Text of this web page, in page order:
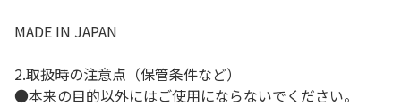
MADE IN JAPAN
2.取扱時の注意点（保管条件など）
●本来の目的以外にはご使用にならないでください。